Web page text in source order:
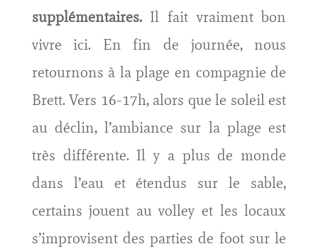
supplémentaires.Il fait vraiment bon
vivre ici. En fin de journée, nous
retournons à la plage en compagnie de
Brett. Vers 16-17h, alors que le soleil est
au déclin, l’ambiance sur la plage est
très différente. Il y a plus de monde
dans l’eau et étendus sur le sable,
certains jouent au volley et les locaux
s’improvisent des parties de foot sur le